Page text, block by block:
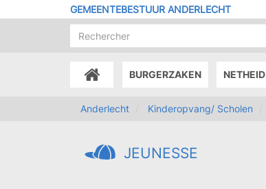
en
GEMEENTEBESTUUR ANDERLECHT
ACCUEILBURGERZAKEN NETHEID
Anderlecht Kinderopvang/ Scholen
JEUNESSE